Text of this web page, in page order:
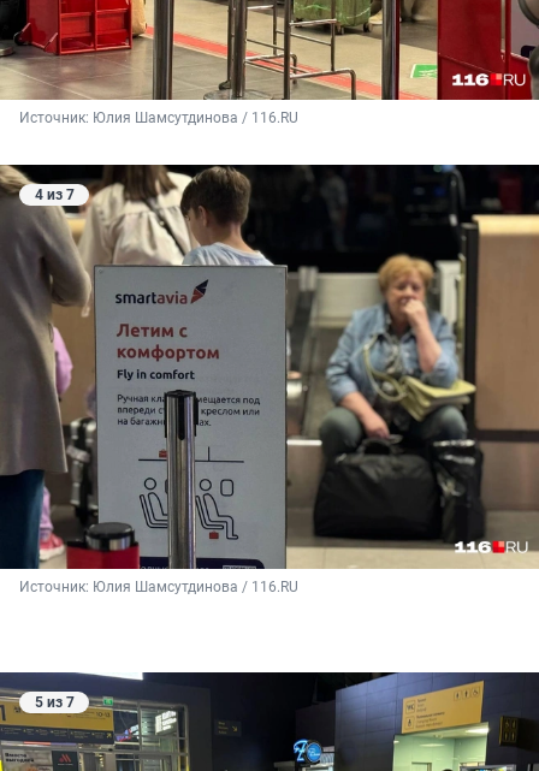
Источник: Юлия Шамсутдинова / 116.RU
4 из 7
Источник: Юлия Шамсутдинова / 116.RU
5 из 7